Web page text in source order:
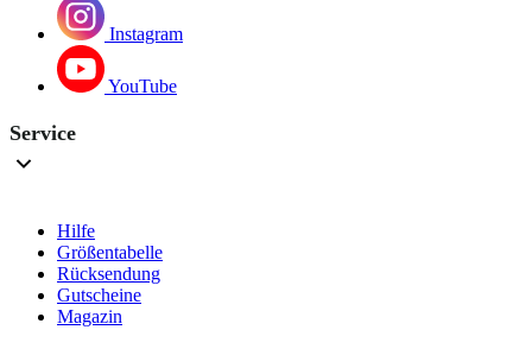
Instagram
YouTube
Service
Hilfe
Größentabelle
Rücksendung
Gutscheine
Magazin